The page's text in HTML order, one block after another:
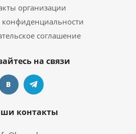
организации
конфиденциальности
соглашение
на связи
контакты